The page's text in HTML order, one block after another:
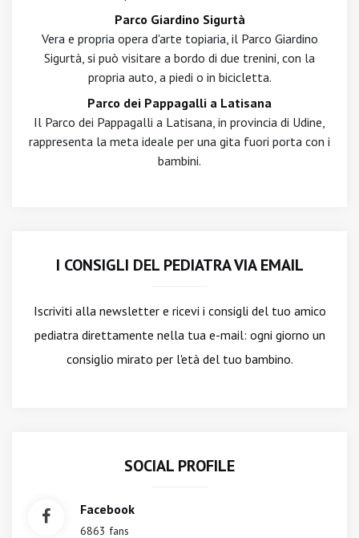
Parco Giardino Sigurtà
Vera e propria opera d'arte topiaria, il Parco Giardino
Sigurtà, si può visitare a bordo di due trenini, con la
propria auto, a piedi o in bicicletta.
Parco dei Pappagalli a Latisana
Il Parco dei Pappagalli a Latisana, in provincia di Udine,
rappresenta la meta ideale per una gita fuori porta con i
bambini.
I CONSIGLI DEL PEDIATRA VIA EMAIL
Iscriviti alla newslettere ricevi i consigli del tuo amico
pediatra direttamente nella tua e-mail: ogni giorno un
consiglio mirato per l'età del tuo bambino.
SOCIAL PROFILE
Facebook
6863 fans